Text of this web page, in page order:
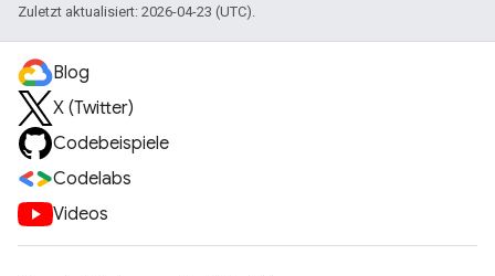
Zuletzt aktualisiert: 2026-04-23 (UTC).
Blog
X (Twitter)
Codebeispiele
Codelabs
Videos